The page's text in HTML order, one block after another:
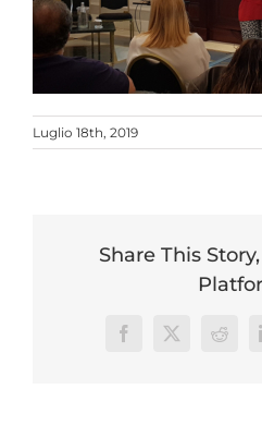
Luglio 18th, 2019
Share This
FacebookTwitterReddit